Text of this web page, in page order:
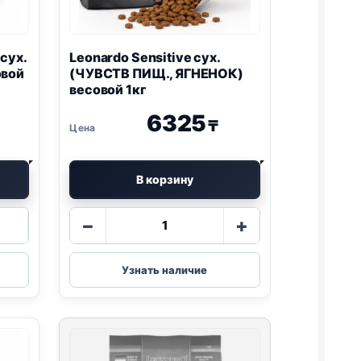
Leonardo Sensitive сух.
(ЧУВСТВ ПИЩ., ЯГНЕНОК)
весовой 1кг
6325₸
В корзину
−
товара
Leonardo
Sensitive
(ЧУВСТВ
ПИЩ.,
ЯГНЕНОК)
весовой
+
Узнать наличие